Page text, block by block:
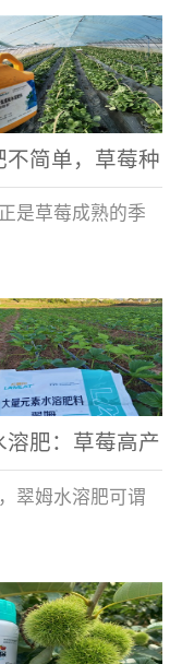
不简单，草莓种
名要使用
是草莓成熟的季
东窦大哥开心的
一大早接到收购
，就开始在草莓
碌。为什么窦大
...
溶肥：草莓高产
手翠姆水溶肥可谓
区域话题不减，
莓上表现效果明